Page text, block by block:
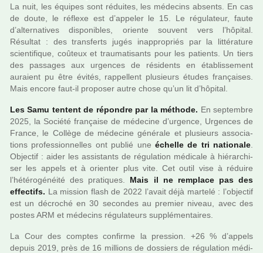
La nuit, les équipes sont rédui­tes, les méde­cins absents. En cas
de doute, le réflexe est d’appe­ler le 15. Le régu­la­teur, faute
d’alter­na­ti­ves dis­po­ni­bles, oriente sou­vent vers l’hôpi­tal.
Résultat : des trans­ferts jugés inap­pro­priés par la lit­té­ra­ture
scien­ti­fi­que, coû­teux et trau­ma­ti­sants pour les patients. Un tiers
des pas­sa­ges aux urgen­ces de rési­dents en établissement
auraient pu être évités, rap­pel­lent plu­sieurs études fran­çai­ses.
Mais encore faut-il pro­po­ser autre chose qu’un lit d’hôpi­tal.
Les Samu ten­tent de répon­dre par la méthode. En sep­tem­bre
2025, la Société fran­çaise de méde­cine d’urgence, Urgences de
France, le Collège de méde­cine géné­rale et plu­sieurs asso­cia­
tions pro­fes­sion­nel­les ont publié une échelle de tri natio­nale
Objectif : aider les assis­tants de régu­la­tion médi­cale à hié­rar­chi­
ser les appels et à orien­ter plus vite. Cet outil vise à réduire
l’hété­ro­gé­néité des pra­ti­ques. Mais il ne rem­place pas des
effec­tifs. La mis­sion flash de 2022 l’avait déjà mar­telé : l’objec­tif
est un décro­ché en 30 secondes au pre­mier niveau, avec des
postes ARM et méde­cins régu­la­teurs sup­plé­men­tai­res.
La Cour des comp­tes confirme la pres­sion. +26 % d’appels
depuis 2019, près de 16 mil­lions de dos­siers de régu­la­tion médi­